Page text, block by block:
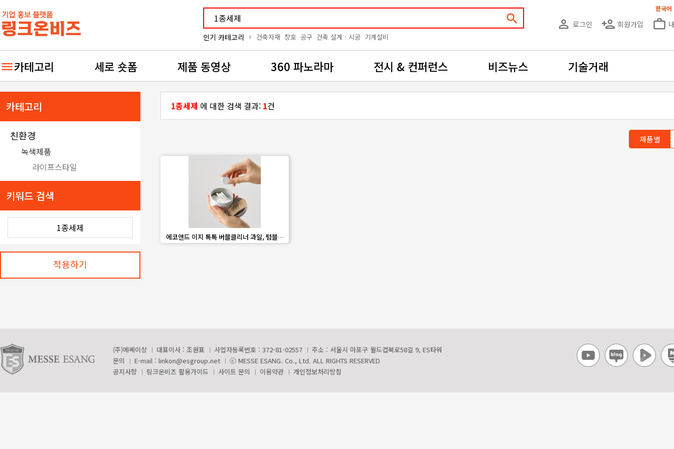
search
인기 카테고리 arrow_right 건축자재 창호 공구 건축 설계ㆍ시공 기계설비
person_outline 로그인 person_add 회원가입 work_outline
한국어
카테고리 세로 숏폼 제품 동영상 360 파노라마 전시 & 컨퍼런스 비즈뉴스 기술거래
카테고리
친환경
녹색제품
라이프스타일
키워드 검색
적용하기
1종세제 에 대한 검색 결과: 1건
제품별
favorite_bordershare
에코앤드 이지 톡톡 버블클리너 과일, 텀블러
세척제
(주)메쎄이상 대표이사 : 조원표 사업자등록번호 : 372-81-02557
주소 : 서울시 마포구 월드컵북로58길 9, ES타워
문의
E-mail : linkon@esgroup.net
ⓒ MESSE ESANG. Co., Ltd. ALL RIGHTS RESERVED
공지사항
링크온비즈 활용가이드 사이트 문의 이용약관 개인정보처리방침